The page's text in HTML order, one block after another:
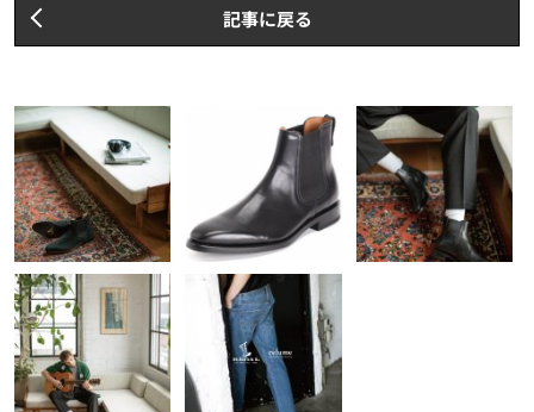
記事に戻る